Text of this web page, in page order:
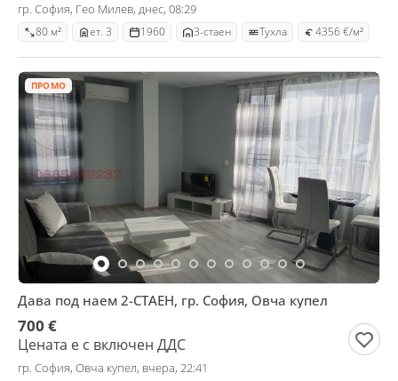
гр. София, Гео Милев, днес, 08:29
80 м² ет. 3 1960 3-стаен Тухла 4356 €/м²
ПРОМО
Дава под наем 2-СТАЕН, гр. София, Овча купел
700 €
Цената е с включен ДДС
гр. София, Овча купел, вчера, 22:41